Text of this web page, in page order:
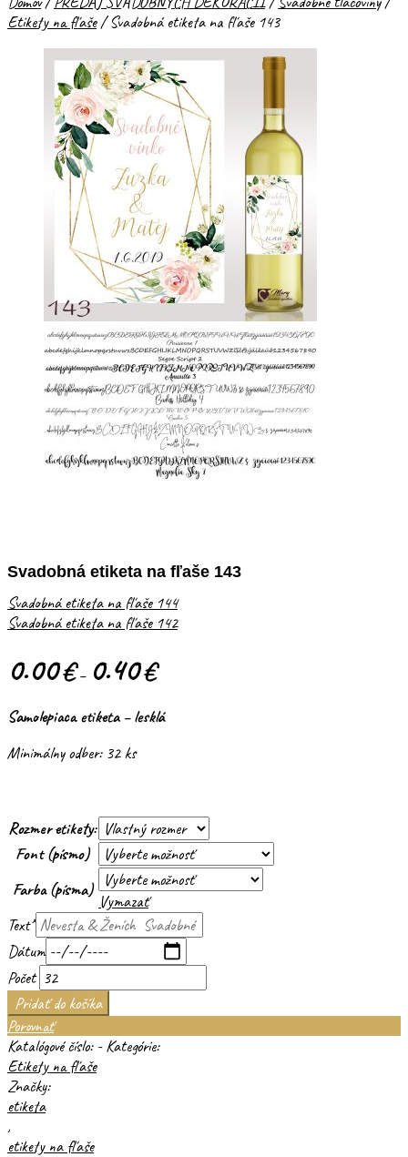
Etikety na fľaše/Svadobná etiketa na fľaše 143
Svadobná etiketa na fľaše 143
Svadobná etiketa na fľaše 144
Svadobná etiketa na fľaše 142
0.00€– 0.40€
Samolepiaca etiketa – lesklá
Minimálny odber: 32 ks
Rozmer etikety:
Font (písmo)
Farba (písma)
Vymazať
Text*
Dátum
Počet
Pridať do košíka
Porovnať
Katalógové číslo: - Kategórie:
Etikety na fľaše
Značky:
etiketa
,
etikety na fľaše